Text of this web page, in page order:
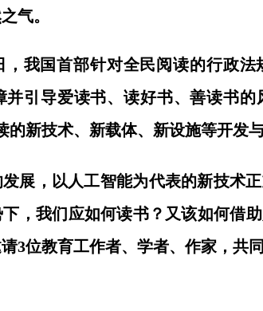
气。
国首部针对全民阅读的行政法
并引导爱读书、读好书、善读书
的新技术、新载体、新设施等开发与
，以人工智能为代表的新技术正
，我们应如何读书？又该如何借
3位教育工作者、学者、作家，共